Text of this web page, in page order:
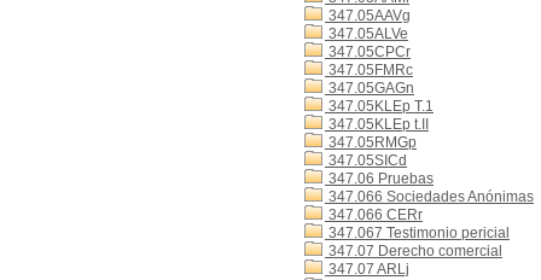
347.05AAVg
347.05ALVe
347.05CPCr
347.05FMRc
347.05GAGn
347.05KLEp T.1
347.05KLEp t.II
347.05RMGp
347.05SICd
347.06 Pruebas
347.066 Sociedades Anónimas
347.066 CERr
347.067 Testimonio pericial
347.07 Derecho comercial
347.07 ARLj